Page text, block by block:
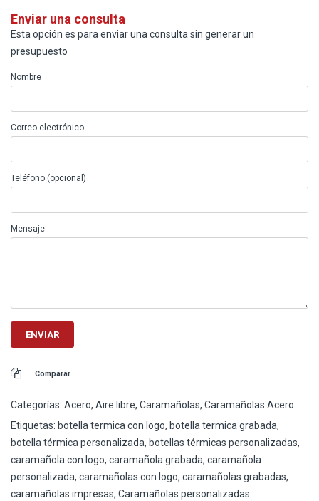
Enviar una consulta
Esta opción es para enviar una consulta sin generar un
presupuesto
Nombre
Correo electrónico
Teléfono (opcional)
Mensaje
Comparar
Categorías: Acero, Aire libre, Caramañolas, Caramañolas Acero
Etiquetas: botella termica con logo, botella termica grabada,
botella térmica personalizada, botellas térmicas personalizadas,
caramañola con logo, caramañola grabada, caramañola
personalizada, caramañolas con logo, caramañolas grabadas,
caramañolas impresas, Caramañolas personalizadas